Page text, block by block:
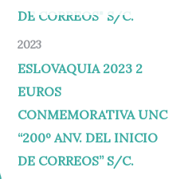
2023
ESLOVAQUIA 2023 2
EUROS
CONMEMORATIVA UNC
“200º ANV. DEL INICIO
DE CORREOS” S/C.